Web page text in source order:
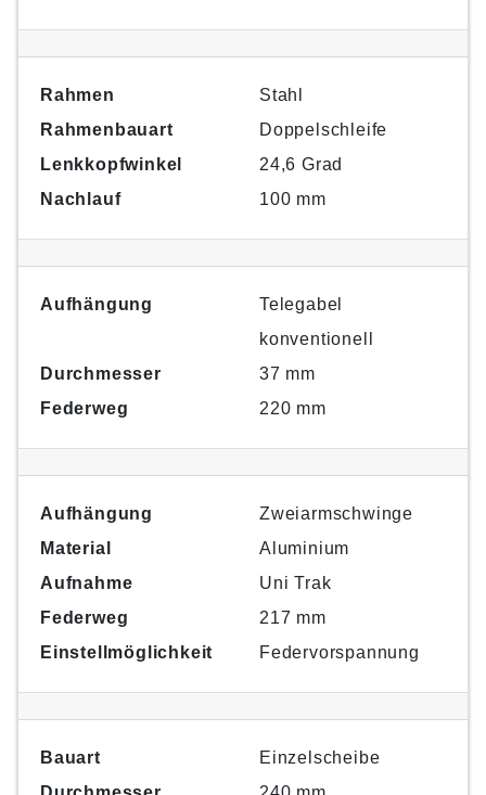
Rahmen
Stahl
Rahmenbauart
Doppelschleife
Lenkkopfwinkel
24,6 Grad
Nachlauf
100 mm
Aufhängung
Telegabel
konventionell
Durchmesser
37 mm
Federweg
220 mm
Aufhängung
Zweiarmschwinge
Material
Aluminium
Aufnahme
Uni Trak
Federweg
217 mm
Einstellmöglichkeit
Federvorspannung
Bauart
Einzelscheibe